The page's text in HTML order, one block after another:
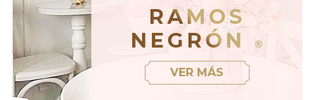
RAMOS
NEGRÓN®
VER MÁS